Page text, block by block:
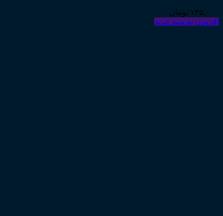
۱۳۵,۰۰۰ تومان
افزودن به سبد خرید